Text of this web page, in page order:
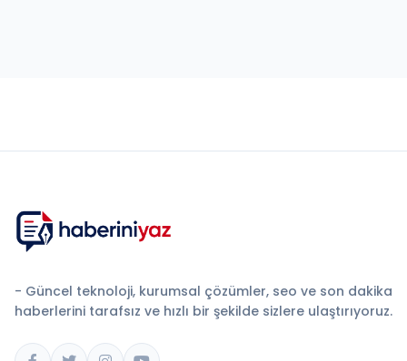
- Güncel teknoloji, kurumsal çözümler, seo ve son dakika
haberlerini tarafsız ve hızlı bir şekilde sizlere ulaştırıyoruz.